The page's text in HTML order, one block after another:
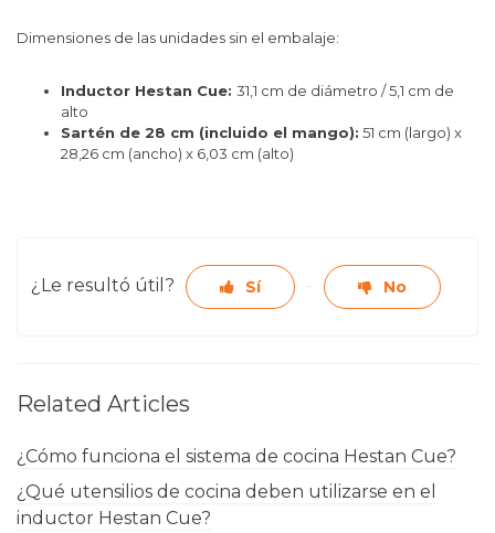
Dimensiones de las unidades sin el embalaje:
Inductor Hestan Cue: 31,1 cm de diámetro / 5,1 cm de
alto
Sartén de 28 cm (incluido el mango): 51 cm (largo) x
28,26 cm (ancho) x 6,03 cm (alto)
¿Le resultó útil? Sí No
Related Articles
¿Cómo funciona el sistema de cocina Hestan Cue?
¿Qué utensilios de cocina deben utilizarse en el
inductor Hestan Cue?